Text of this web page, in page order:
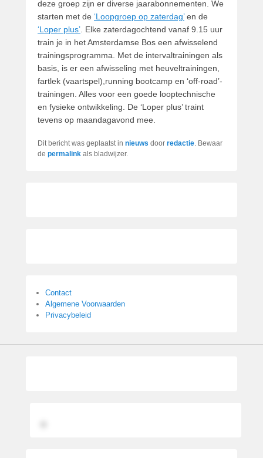
deze groep zijn er diverse jaarabonnementen. We
starten met de ‘Loopgroep op zaterdag’en de
‘Loper plus’ . Elke zaterdagochtend vanaf 9.15 uur
train je in het Amsterdamse Bos een afwisselend
trainingsprogramma. Met de intervaltrainingen als
basis, is er een afwisseling met heuveltrainingen,
fartlek (vaartspel),running bootcamp en ‘off-road’-
trainingen. Alles voor een goede looptechnische
en fysieke ontwikkeling. De ‘Loper plus’ traint
tevens op maandagavond mee.
Dit bericht was geplaatst in nieuws door redactie. Bewaar
de permalink als bladwijzer.
Contact
Algemene Voorwaarden
Privacybeleid